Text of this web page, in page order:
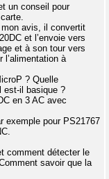
un conseil pour
avis, il convertit
et l’envoie vers
et à son tour vers
à
? Quelle
est-il basique ?
en 3 AC avec
exemple pour PS21767
comment détecter le
savoir que la